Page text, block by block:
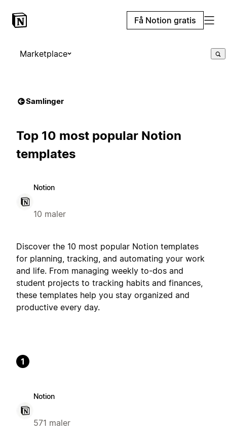
Få Notion gratis
Marketplace
Samlinger
Top 10 most popular Notion
templates
Notion
10 maler
Discover the 10 most popular Notion templates
for planning, tracking, and automating your work
and life. From managing weekly to-dos and
student projects to tracking habits and finances,
these templates help you stay organized and
productive every day.
1
Notion
571 maler